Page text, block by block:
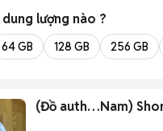
dung lượng nào ?
64 GB 128 GB 256 GB
(Đồ auth…Nam)